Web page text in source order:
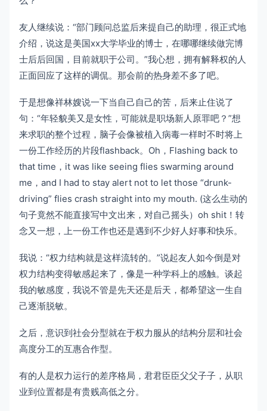
友人继续说：“部门顾问总监后来提自己的助理，很正式地
介绍，说这是美国xx大学毕业的博士，在哪哪继续做完博
士后后回国，目前就职于公司。”我心想，拥有解释权的人
正面回应了这样的调侃。那会前的热身差不多了吧。
于是想像祥林嫂说一下当自己自己的苦，后来止住说了
句：“年轻貌美又是女性，可能就是职场新人原罪吧？”想
来求职的整个过程，脑子会像被植入病毒一样时不时将上
一份工作经历的片段flashback。Oh，Flashing back to
that time，it was like seeing flies swarming around
me，and I had to stay alert not to let those “drunk-
driving” flies crash straight into my mouth. (这么生动的
句子竟然不能直接写中文出来，对自己摇头）oh shit！转
念又一想，上一份工作也还是遇到不少好人好事和快乐。
我说：“权力结构就是这样流转的。”说起友人如今倒是对
权力结构变得敏感起来了，像是一种学科上的感触。谈起
我的敏感度，我说不管是先天还是后天，都希望这一生自
己逐渐脱敏。
之后，意识到社会分型就在于权力服从的结构分层和社会
高度分工的互惠合作型。
有的人是权力运行的差序格局，君君臣臣父父子子，从职
业到位置都是有贵贱高低之分。